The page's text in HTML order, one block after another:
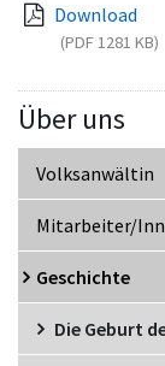
Download
(PDF 1281 KB)
Über uns
Volksanwältin
Mitarbeiter/
Geschichte
Die Geburt